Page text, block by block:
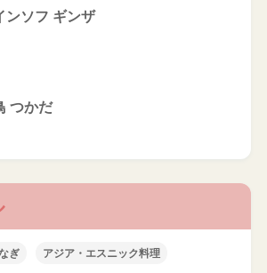
ンソフ ギンザ
つかだ
ぎ アジア・エスニック料理